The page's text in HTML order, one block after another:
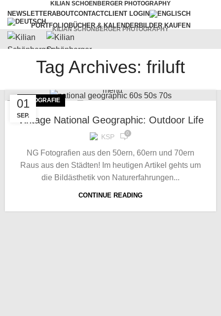
KILIAN SCHOENBERGER PHOTOGRAPHY
NEWSLETTERABOUTCONTACTCLIENT LOGIN
KILIAN SCHÖNBERGER PHOTOGRAPHY
PORTFOLIOBÜCHER & KALENDERBILDER KAUFEN
WORKSHOPS VORTRÄGESERVICES BLOG
menu
Tag Archives: friluft
01
SEP.
FOTOGRAFIE
Vintage National Geographic: Outdoor Life
KSP 0
NG Fotografien aus den 50ern, 60ern und 70ern
Raus aus den Städten! Im heutigen Artikel gehts um
die Bildästhetik von Naturerfahrungen...
CONTINUE READING